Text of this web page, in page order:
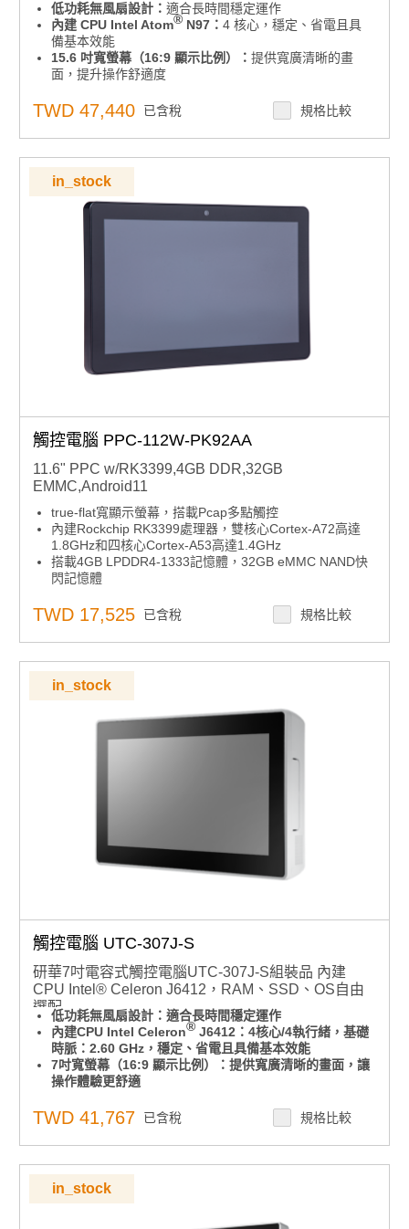
低功耗無風扇設計：適合長時間穩定運作
內建 CPU Intel Atom® N97：4 核心，穩定、省電且具
備基本效能
15.6 吋寬螢幕（16:9 顯示比例）：提供寬廣清晰的畫
面，提升操作舒適度
多種場合
靈活擺放：
可橫放或直立使用，彈性符合各種空間需求
支援 VESA 75x75 mm 標準壁掛孔：安裝多元，自由擴
充不受限
作業系統支援：
點擊查看
為什麼要用 Win10 IoT 版本？與 PRO 版本有何差異？
TWD 47,440 已含稅 規格比較
in_stock
觸控電腦 PPC-112W-PK92AA
11.6" PPC w/RK3399,4GB DDR,32GB
EMMC,Android11
true-flat寬顯示螢幕，搭載Pcap多點觸控
內建Rockchip RK3399處理器，雙核心Cortex-A72高達
1.8GHz和四核心Cortex-A53高達1.4GHz
搭載4GB LPDDR4-1333記憶體，32GB eMMC NAND快
閃記憶體
支援VESA 100和面板安裝(可選配)
支援Android和Debian
TWD 17,525 已含稅 規格比較
in_stock
觸控電腦 UTC-307J-S
研華7吋電容式觸控電腦UTC-307J-S組裝品 內建
CPU Intel® Celeron J6412，RAM、SSD、OS自由
選配
低功耗無風扇設計：適合長時間穩定運作
內建CPU Intel Celeron® J6412：4核心/4執行緒，基礎
時脈：2.60 GHz，穩定、省電且具備基本效能
7吋寬螢幕（16:9 顯示比例）：提供寬廣清晰的畫面，讓
操作體驗更舒適
多種場合
可橫放也可直立使用，不受空間限制，彈性對應各種需求
支援VESA 75*75mm標準壁掛孔：安裝多元，自由擴充不
設限
支援 Windows 10
點擊查看
TWD 41,767 已含稅 規格比較
in_stock